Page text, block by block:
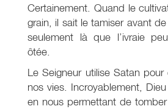
Certainement. Quand le
grain, il sait le tamiser avant de
seulement là que l’ivraie
ôtée.
Le Seigneur utilise Satan pour
nos vies. Incroyablement,
en nous permettant de